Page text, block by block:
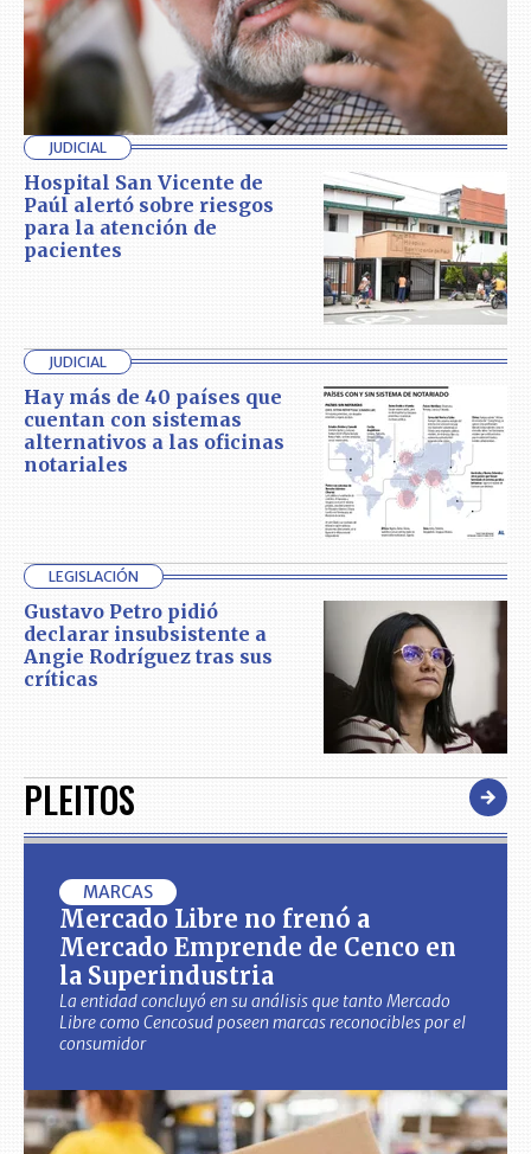
JUDICIAL
Hospital San Vicente de
Paúl alertó sobre riesgos
para la atención de
pacientes
JUDICIAL
Hay más de 40 países que
cuentan con sistemas
alternativos a las oficinas
notariales
LEGISLACIÓN
Gustavo Petro pidió
declarar insubsistente a
Angie Rodríguez tras sus
críticas
PLEITOS
MARCAS
Mercado Libre no frenó a
Mercado Emprende de Cenco en
la Superindustria
La entidad concluyó en su análisis que tanto Mercado
Libre como Cencosud poseen marcas reconocibles por el
consumidor